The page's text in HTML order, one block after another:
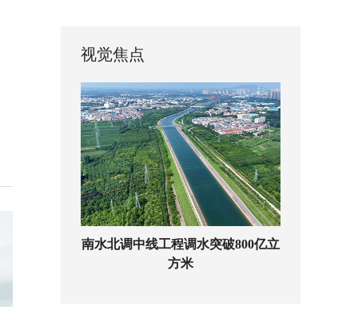
视觉焦点
南水北调中线工程调水突破800亿立
方米